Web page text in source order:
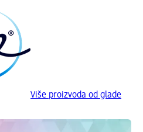
Više proizvoda od glade